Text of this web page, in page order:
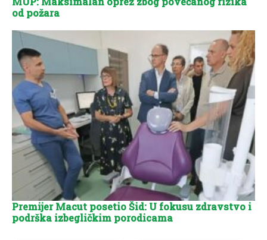
od požara
Premijer Macut posetio Šid: U fokusu zdravstvo i
podrška izbegličkim porodicama